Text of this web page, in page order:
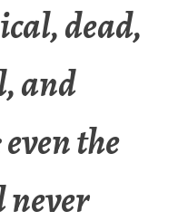
dead,
and
the